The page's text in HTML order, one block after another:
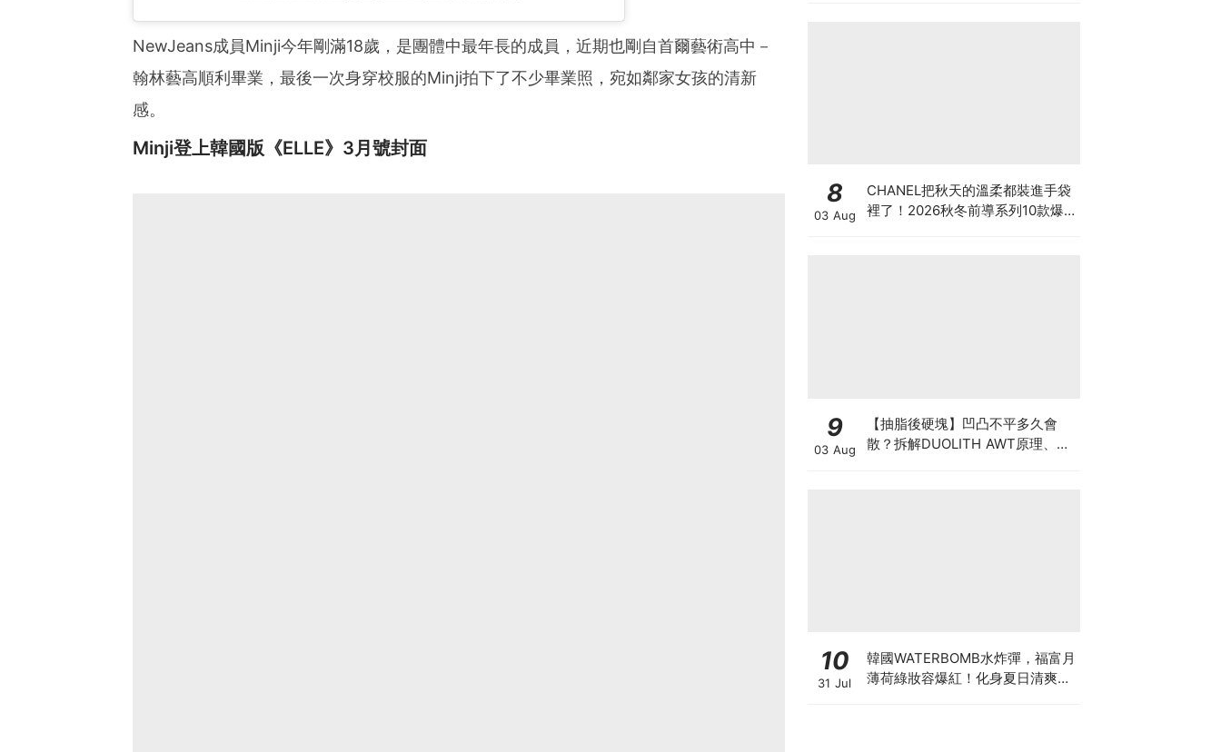
NewJeans成員Minji今年剛滿18歲，是團體中最年長的成員，近期也剛自首爾藝術高中－
翰林藝高順利畢業，最後一次身穿校服的Minji拍下了不少畢業照，宛如鄰家女孩的清新
感。
Minji登上韓國版《ELLE》3月號封面
8
03 Aug
CHANEL把秋天的溫柔都裝進手袋
裡了！2026秋冬前導系列10款爆
9
03 Aug
【抽脂後硬塊】凹凸不平多久會
散？拆解DUOLITH AWT原理、按
10
31 Jul
韓國WATERBOMB水炸彈，福富月
薄荷綠妝容爆紅！化身夏日清爽